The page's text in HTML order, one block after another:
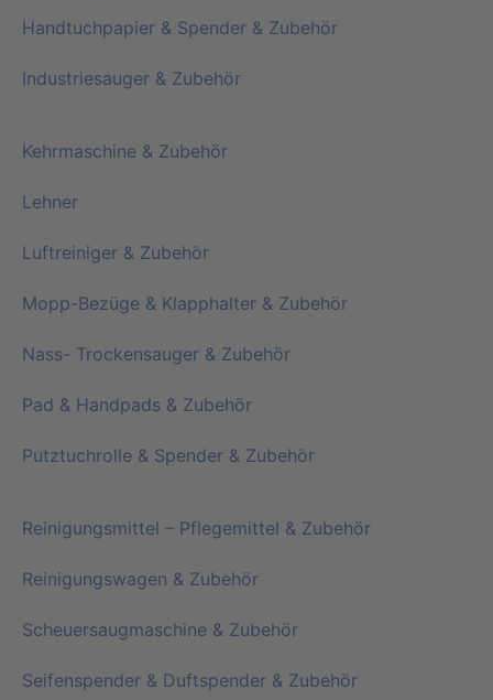
Handtuchpapier & Spender & Zubehör
Industriesauger & Zubehör
Kehrmaschine & Zubehör
Lehner
Luftreiniger & Zubehör
Mopp-Bezüge & Klapphalter & Zubehör
Nass- Trockensauger & Zubehör
Pad & Handpads & Zubehör
Putztuchrolle & Spender & Zubehör
Reinigungsmittel – Pflegemittel & Zubehör
Reinigungswagen & Zubehör
Scheuersaugmaschine & Zubehör
Seifenspender & Duftspender & Zubehör